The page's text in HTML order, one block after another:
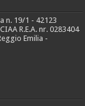
n. 19/1 - 42123
R.E.A. nr. 0283404
Emilia -